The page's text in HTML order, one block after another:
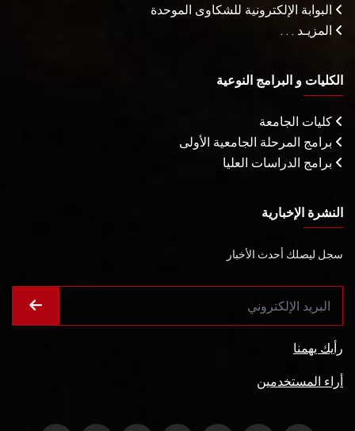
البوابة الإلكترونية للشكاوى الموحدة
المزيـد . . .
الكليات و البرامج النوعية
كليات الجامعة
برامج المرحلة الجامعية الأولى
برامج الدراسات العليا
النشرة الإخبارية
سجل ليصلك أحدث الأخبار
رأيك يهمنا
أراء المستخدمين